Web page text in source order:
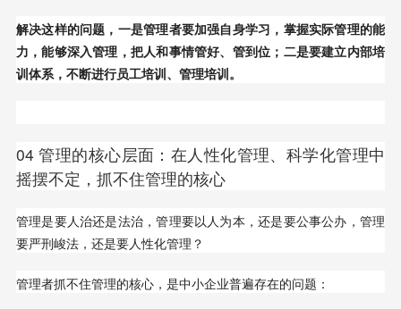
解决这样的问题，一是管理者要加强自身学习，掌握实际管理的能
力，能够深入管理，把人和事情管好、管到位；二是要建立内部培
训体系，不断进行员工培训、管理培训。
04 管理的核心层面：在人性化管理、科学化管理中
摇摆不定，抓不住管理的核心
管理是要人治还是法治，管理要以人为本，还是要公事公办，管理
要严刑峻法，还是要人性化管理？
管理者抓不住管理的核心，是中小企业普遍存在的问题：